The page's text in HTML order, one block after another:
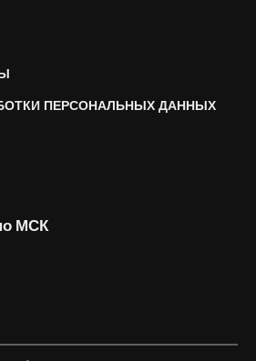
ПЕРСОНАЛЬНЫХ ДАННЫХ
МСК